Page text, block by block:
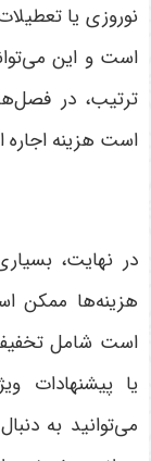
نوروزی یا
است و این
ترتیب، در
است هزینه اجاره
در نهایت،
هزینه‌ها ممکن
است شامل
یا پیشنهادات
می‌توانید به